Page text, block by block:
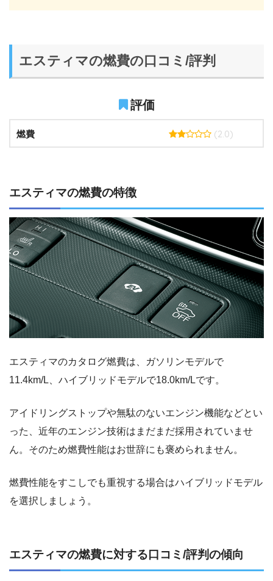
エスティマの燃費の口コミ/評判
評価
燃費 (2.0)
エスティマの燃費の特徴
エスティマのカタログ燃費は、ガソリンモデルで
11.4km/L、ハイブリッドモデルで18.0km/Lです。
アイドリングストップや無駄のないエンジン機能などとい
った、近年のエンジン技術はまだまだ採用されていませ
ん。そのため燃費性能はお世辞にも褒められません。
燃費性能をすこしでも重視する場合はハイブリッドモデル
を選択しましょう。
エスティマの燃費に対する口コミ/評判の傾向